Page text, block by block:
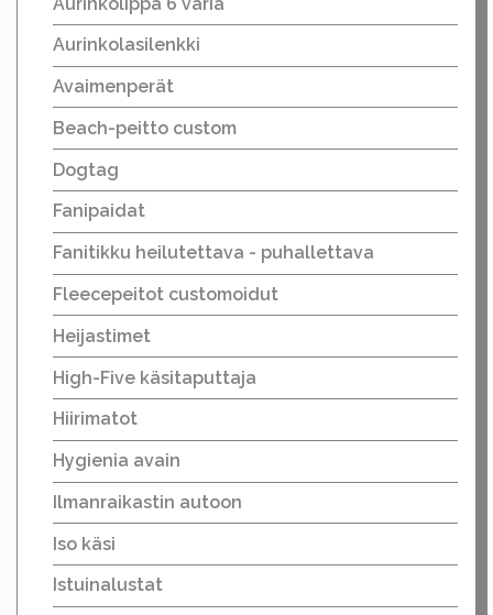
Aurinkolasilenkki
Avaimenperät
Beach-peitto custom
Dogtag
Fanipaidat
Fanitikku heilutettava - puhallettava
Fleecepeitot customoidut
Heijastimet
High-Five käsitaputtaja
Hiirimatot
Hygienia avain
Ilmanraikastin autoon
Iso käsi
Istuinalustat